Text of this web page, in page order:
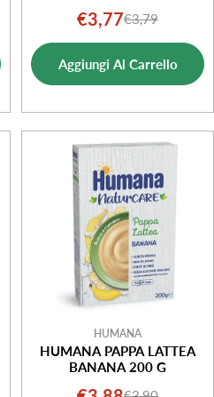
Prezzo
di
vendita
€3,77Prezzo
normale
€3,79
Aggiungi Al Carrello
HUMANA
HUMANA PAPPA LATTEA
BANANA 200 G